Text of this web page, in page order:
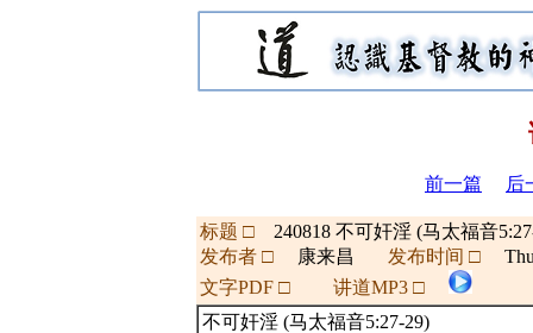
前一篇 后
标题 □ 240818 不可奸淫 (马太福音
发布者 □
康来昌 发布时间 □
文字PDF □
讲道MP3 □
不可奸淫 (马太福音5:27-29)